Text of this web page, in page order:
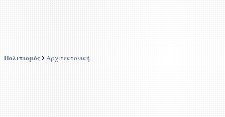
Πολιτισμός Αρχιτεκτονική